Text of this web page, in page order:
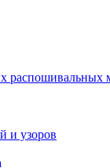
распошивальных
и узоров